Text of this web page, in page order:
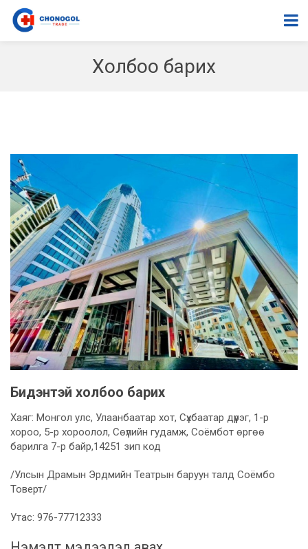
Холбоо барих
Бидэнтэй холбоо барих
Хаяг: Монгол улс, Улаанбаатар хот, Сүхбаатар дүүрэг, 1-р
хороо, 5-р хороолол, Сөүлийн гудамж, Соёмбот өргөө
барилга 7-р байр,14251 зип код
/Улсын Драмын Эрдмийн Театрын баруун талд Соёмбо
Товерт/
Утас: 976-77712333